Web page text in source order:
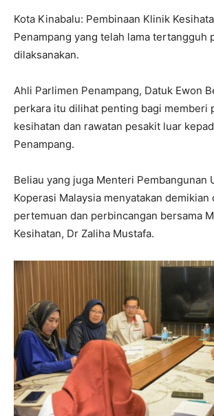
Kota Kinabalu: Pembinaan Klinik
Penampang yang telah lama tertangguh
dilaksanakan.
Ahli Parlimen Penampang, Datuk Ewon
perkara itu dilihat penting bagi memberi
kesihatan dan rawatan pesakit luar
Penampang.
Beliau yang juga Menteri Pembangunan
Koperasi Malaysia menyatakan demikian
pertemuan dan perbincangan bersama
Kesihatan, Dr Zaliha Mustafa.